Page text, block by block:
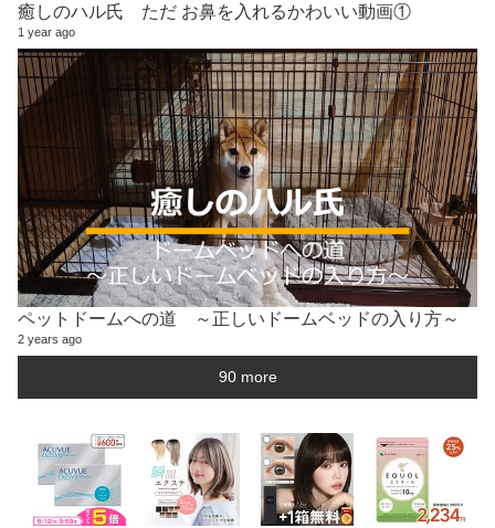
癒しのハル氏 ただ お鼻を入れるかわいい動画①
1 year ago
ペットドームへの道 ～正しいドームベッドの入り方～
2 years ago
90 more